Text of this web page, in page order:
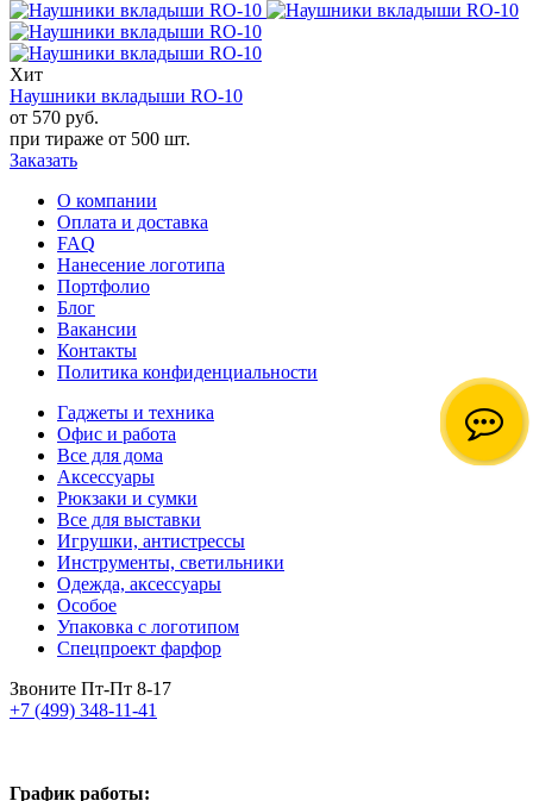
Хит
Наушники вкладыши RO-10
от 570 руб.
при тираже от 500 шт.
Заказать
О компании
Оплата и доставка
FAQ
Нанесение логотипа
Портфолио
Блог
Вакансии
Контакты
Политика конфиденциальности
Гаджеты и техника
Офис и работа
Все для дома
Аксессуары
Рюкзаки и сумки
Все для выставки
Игрушки, антистрессы
Инструменты, светильники
Одежда, аксессуары
Особое
Упаковка с логотипом
Спецпроект фарфор
Звоните Пт-Пт 8-17
+7 (499) 348-11-41
График работы: